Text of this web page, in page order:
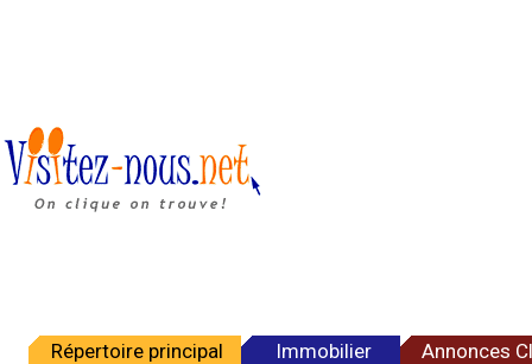
Répertoire principal Immobilier Annonces